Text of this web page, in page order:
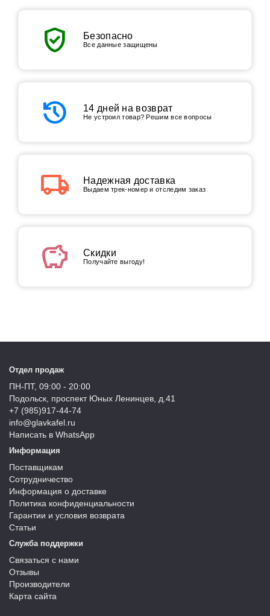
verified_user Безопасно
Все данные защищены
history 14 дней на возврат
Не устроил товар? Решим все вопросы
local_shipping Надежная доставка
Выдаем трек-номер и отследим заказ
savings Скидки
Получайте выгоду!
Отдел продаж
ПН-ПТ, 09:00 - 20:00
Подольск, проспект Юных Ленинцев, д.41
+7 (985)917-44-74
info@glavkafel.ru
Написать в WhatsApp
Информация
Поставщикам
Сотрудничество
Информация о доставке
Политика конфиденциальности
Гарантии и условия возврата
Статьи
Служба поддержки
Связаться с нами
Отзывы
Производители
Карта сайта